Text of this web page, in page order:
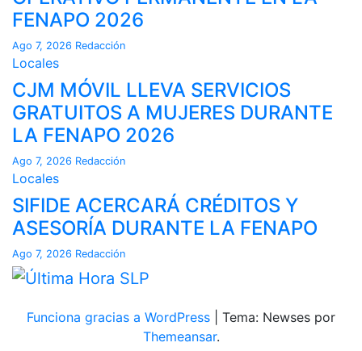
FENAPO 2026
Ago 7, 2026 Redacción
Locales
CJM MÓVIL LLEVA SERVICIOS
GRATUITOS A MUJERES DURANTE
LA FENAPO 2026
Ago 7, 2026 Redacción
Locales
SIFIDE ACERCARÁ CRÉDITOS Y
ASESORÍA DURANTE LA FENAPO
Ago 7, 2026 Redacción
Funciona gracias a WordPress
Tema: Newses por
Themeansar.